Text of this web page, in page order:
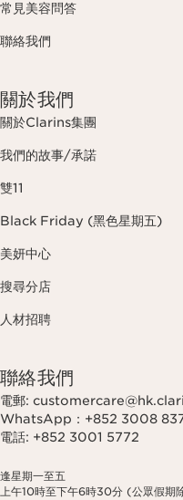
常見美容問答
聯絡我們
關於我們
關於Clarins集團
我們的故事/承諾
雙11
Black Friday (黑色星期五)
美妍中心
搜尋分店
人材招聘
聯絡我們
電郵:
WhatsApp：+852 3008
電話: +852 3001 5772
逢星期一至五
上午10時至下午6時30分 (公眾假期